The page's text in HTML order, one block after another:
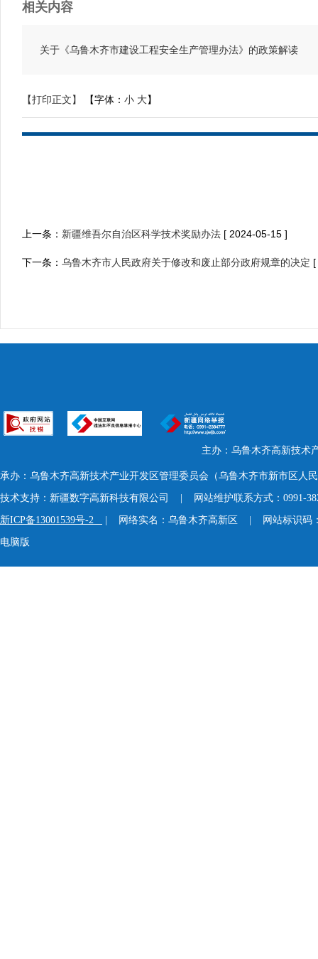
相关内容
关于《乌鲁木齐市建设工程安全生产管理办法》的政策解读
【打印正文】 【字体： 小 大】
上一条： 新疆维吾尔自治区科学技术奖励办法 [ 2024-05-15 ]
下一条： 乌鲁木齐市人民政府关于修改和废止部分政府规章的决定
主办：乌鲁木齐高新技术
承办：乌鲁木齐高新技术产业开发区管理委员会（乌鲁木齐市新市区人
技术支持：新疆数字高新科技有限公司 | 网站维护联系方式：0991-
新ICP备13001539号-2 | 网络实名：乌鲁木齐高新区 | 网站标识码
电脑版